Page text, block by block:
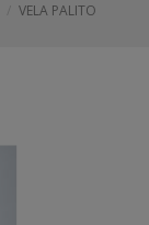
VELA PALITO